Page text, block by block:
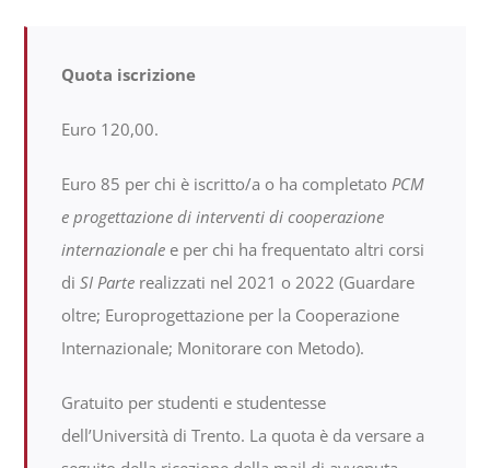
Quota iscrizione
Euro 120,00.
Euro 85 per chi è iscritto/a o ha completato PCM
e progettazione di interventi di cooperazione
internazionale e per chi ha frequentato altri corsi
diSI Parte realizzati nel 2021 o 2022 (Guardare
oltre; Europrogettazione per la Cooperazione
Internazionale; Monitorare con Metodo).
Gratuito per studenti e studentesse
dell’Università di Trento. La quota è da versare a